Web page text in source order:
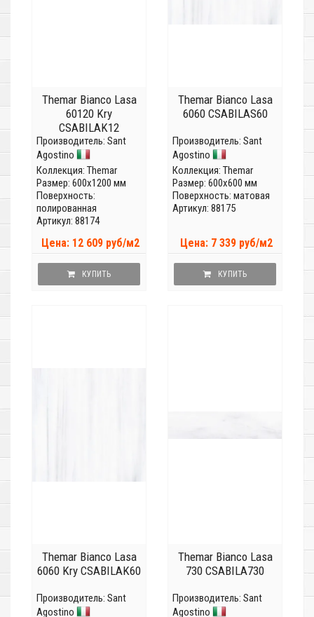
Themar Bianco Lasa
60120 Kry
CSABILAK12
Производитель: Sant
Agostino
Коллекция: Themar
Размер: 600x1200 мм
Поверхность:
полированная
Артикул: 88174
Цена: 12 609 руб/м2
КУПИТЬ
Themar Bianco Lasa
6060 CSABILAS60
Производитель: Sant
Agostino
Коллекция: Themar
Размер: 600x600 мм
Поверхность: матовая
Артикул: 88175
Цена: 7 339 руб/м2
КУПИТЬ
Themar Bianco Lasa
6060 Kry CSABILAK60
Производитель: Sant
Agostino
Themar Bianco Lasa
730 CSABILA730
Производитель: Sant
Agostino